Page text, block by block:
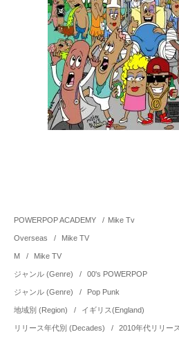
POWERPOP ACADEMY / Mike Tv
Overseas / Mike TV
M / Mike TV
ジャンル (Genre) / 00's POWERPOP
ジャンル (Genre) / Pop Punk
地域別 (Region) / イギリス(England)
リリース年代別 (Decades) / 2010年代リリー